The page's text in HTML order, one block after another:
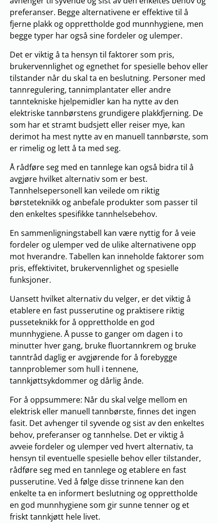
preferanser. Begge alternativene er effektive til å
fjerne plakk og opprettholde god munnhygiene, men
begge typer har også sine fordeler og ulemper.
Det er viktig å ta hensyn til faktorer som pris,
brukervennlighet og egnethet for spesielle behov eller
tilstander når du skal ta en beslutning. Personer med
tannregulering, tannimplantater eller andre
tanntekniske hjelpemidler kan ha nytte av den
elektriske tannbørstens grundigere plakkfjerning. De
som har et stramt budsjett eller reiser mye, kan
derimot ha mest nytte av en manuell tannbørste, som
er rimelig og lett å ta med seg.
Å rådføre seg med en tannlege kan også bidra til å
avgjøre hvilket alternativ som er best.
Tannhelsepersonell kan veilede om riktig
børsteteknikk og anbefale produkter som passer til
den enkeltes spesifikke tannhelsebehov.
En sammenligningstabell kan være nyttig for å veie
fordeler og ulemper ved de ulike alternativene opp
mot hverandre. Tabellen kan inneholde faktorer som
pris, effektivitet, brukervennlighet og spesielle
funksjoner.
Uansett hvilket alternativ du velger, er det viktig å
etablere en fast pusserutine og praktisere riktig
pusseteknikk for å opprettholde en god
munnhygiene. Å pusse to ganger om dagen i to
minutter hver gang, bruke fluortannkrem og bruke
tanntråd daglig er avgjørende for å forebygge
tannproblemer som hull i tennene,
tannkjøttsykdommer og dårlig ånde.
For å oppsummere: Når du skal velge mellom en
elektrisk eller manuell tannbørste, finnes det ingen
fasit. Det avhenger til syvende og sist av den enkeltes
behov, preferanser og tannhelse. Det er viktig å
avveie fordeler og ulemper ved hvert alternativ, ta
hensyn til eventuelle spesielle behov eller tilstander,
rådføre seg med en tannlege og etablere en fast
pusserutine. Ved å følge disse trinnene kan den
enkelte ta en informert beslutning og opprettholde
en god munnhygiene som gir sunne tenner og et
friskt tannkjøtt hele livet.